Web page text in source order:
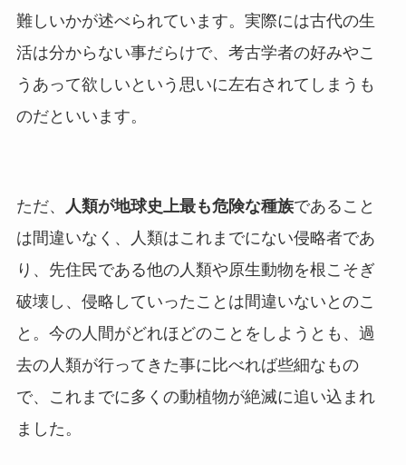
難しいかが述べられています。実際には古代の生
活は分からない事だらけで、考古学者の好みやこ
うあって欲しいという思いに左右されてしまうも
のだといいます。
ただ、 人類が地球史上最も危険な種族であること
は間違いなく、人類はこれまでにない侵略者であ
り、先住民である他の人類や原生動物を根こそぎ
破壊し、侵略していったことは間違いないとのこ
と。今の人間がどれほどのことをしようとも、過
去の人類が行ってきた事に比べれば些細なもの
で、これまでに多くの動植物が絶滅に追い込まれ
ました。